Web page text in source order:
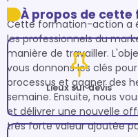
Cette formation-action a
les professionnels du
manière de travailler.
vous donnons les clés
processus et gagner des
semaine. Ensuite, nous
et délivrer une nouvelle
très forte valeur ajoutée
À propos de
Lieux sur devis